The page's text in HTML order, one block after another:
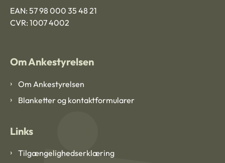
EAN: 57 98 000 35 48 21
CVR: 1007 4002
Om Ankestyrelsen
Om Ankestyrelsen
Blanketter og kontaktformularer
Links
Tilgængelighedserklæring